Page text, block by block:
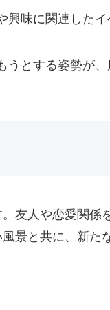
味に関連した
とする姿勢が
友人や恋愛関係
景と共に、新た